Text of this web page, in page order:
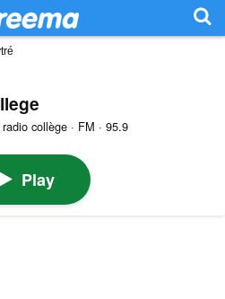
collège · FM · 95.9
Play